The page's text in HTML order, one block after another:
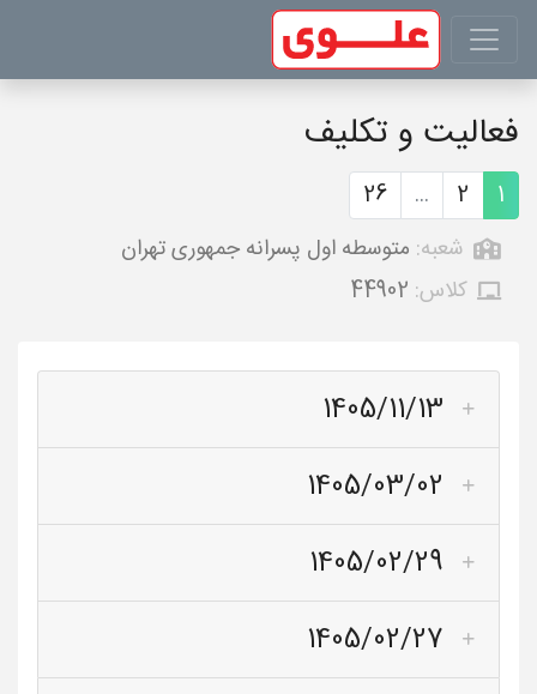
فعالیت و تکلیف
1
2
...
26
شعبه: متوسطه اول پسرانه جمهوری تهران
کلاس: 44902
1405/11/13
1405/03/02
1405/02/29
1405/02/27